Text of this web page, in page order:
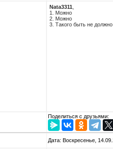
Nata3311
1. Можно
2. Можно
3. Такого быть не
Поделиться с друзьями:
Дата: Воскресенье,